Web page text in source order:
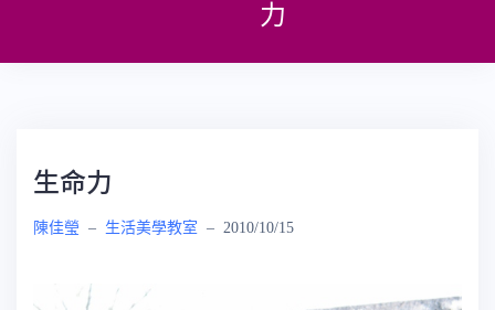
力
生命力
陳佳瑩 – 生活美學教室 – 2010/10/15